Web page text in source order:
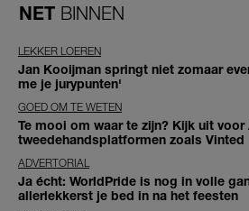
NET BINNEN
LEKKER LOEREN
Jan Kooijman springt niet zomaar
me je jurypunten'
GOED OM TE WETEN
Te mooi om waar te zijn? Kijk uit
tweedehandsplatformen zoals Vinted
ADVERTORIAL
Ja écht: WorldPride is nog in volle
allerlekkerst je bed in na het feesten